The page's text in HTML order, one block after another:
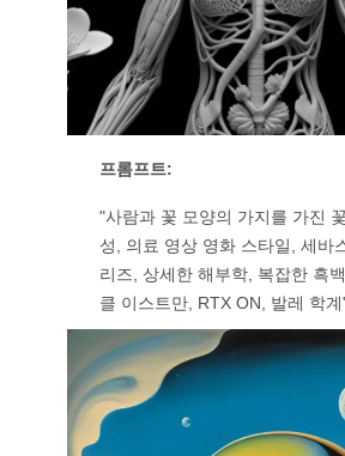
프롬프트:
"사람과 꽃 모양의 가지를 가진
성, 의료 영상 영화 스타일, 세바
리즈, 상세한 해부학, 복잡한 흑
클 이스트만, RTX ON, 발레 학